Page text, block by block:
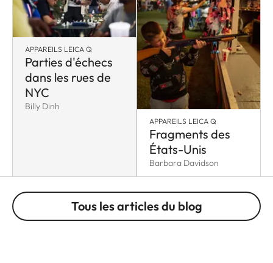
APPAREILS LEICA Q
Parties d'échecs
dans les rues de
NYC
Billy Dinh
APPAREILS LEICA Q
Fragments des
États-Unis
Barbara Davidson
Tous les articles du blog